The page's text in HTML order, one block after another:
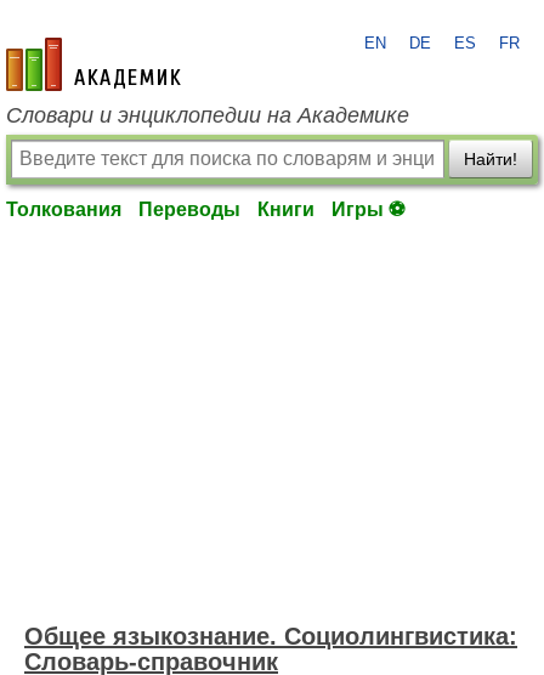
academic.ru
EN DE ES FR
Словари и энциклопедии на Академике
Найти!
Толкования Переводы Книги Игры ⚽
Общее языкознание. Социолингвистика:
Словарь-справочник